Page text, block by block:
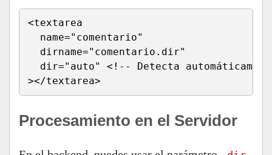
<textarea
  name="comentario"
  dirname="comentario.dir"
dir="auto" <!-- Detecta
></textarea>
Procesamiento en el Servidor